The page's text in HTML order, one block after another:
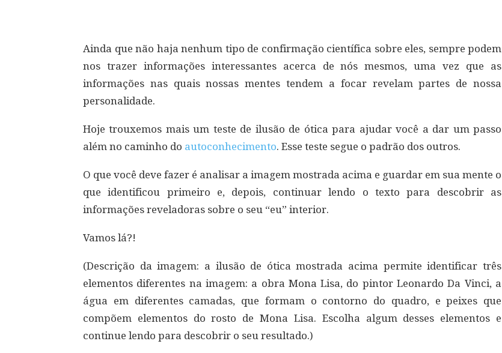
Ainda que não haja nenhum tipo de confirmação científica sobre eles, sempre podem
nos trazer informações interessantes acerca de nós mesmos, uma vez que as
informações nas quais nossas mentes tendem a focar revelam partes de nossa
personalidade.
Hoje trouxemos mais um teste de ilusão de ótica para ajudar você a dar um passo
além no caminho do autoconhecimento. Esse teste segue o padrão dos outros.
O que você deve fazer é analisar a imagem mostrada acima e guardar em sua mente o
que identificou primeiro e, depois, continuar lendo o texto para descobrir as
informações reveladoras sobre o seu “eu” interior.
Vamos lá?!
(Descrição da imagem: a ilusão de ótica mostrada acima permite identificar três
elementos diferentes na imagem: a obra Mona Lisa, do pintor Leonardo Da Vinci, a
água em diferentes camadas, que formam o contorno do quadro, e peixes que
compõem elementos do rosto de Mona Lisa. Escolha algum desses elementos e
continue lendo para descobrir o seu resultado.)